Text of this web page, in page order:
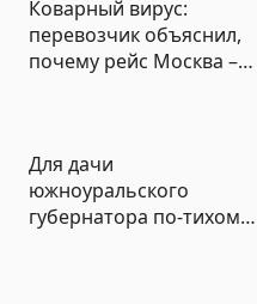
Коварный вирус:
перевозчик объяснил,
почему рейс Москва –
Для дачи
южноуральского
губернатора по-тихому